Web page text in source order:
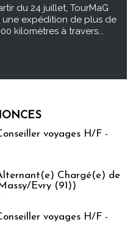
du 24 juillet, TourMaG
une expédition de plus de
kilomètres à travers...
voyages H/F -
Chargé(e) de
Evry (91))
voyages H/F -